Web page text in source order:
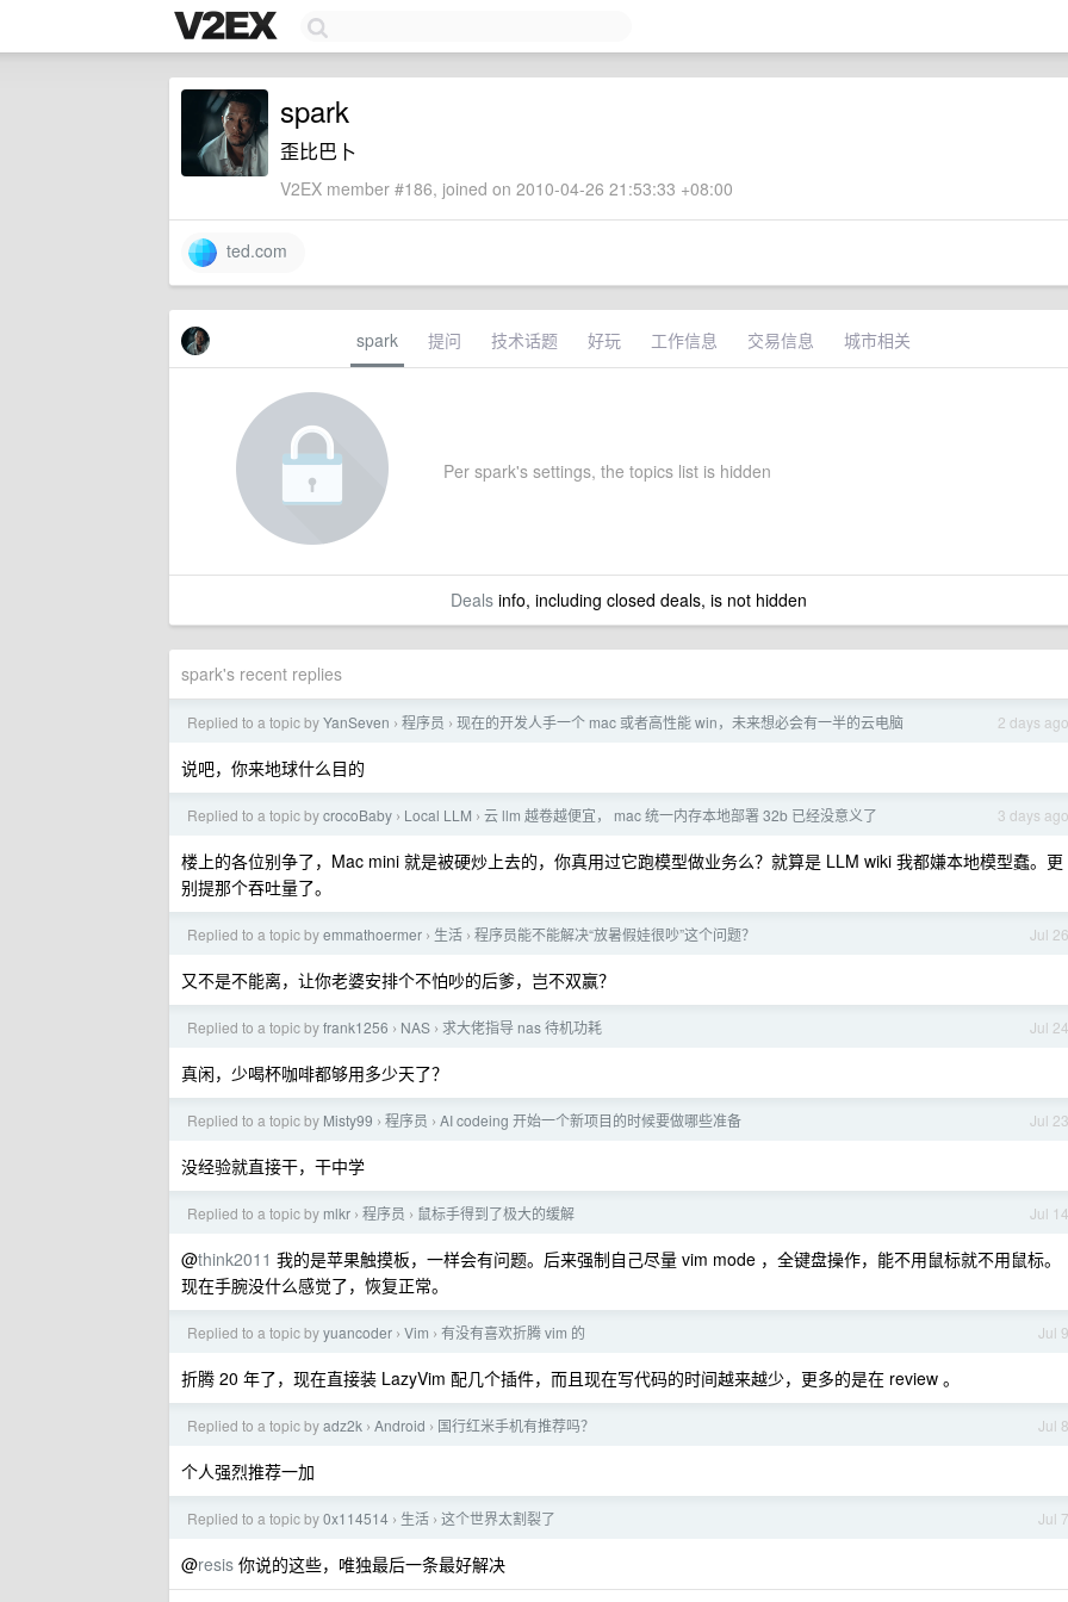
spark
歪比巴卜
V2EX member #186, joined on 2010-04-26 21:53:33 +08:00
ted.com
spark 提问 技术话题 好玩 工作信息 交易信息 城市相关
Per spark's settings, the topics list is hidden
Dealsinfo, including closed deals, is not hidden
spark's recent replies
2 days ago
Replied to a topic byYanSeven › 程序员 › 现在的开发人手一个 mac 或者高性能 win，未来想必会有一半的云电脑
说吧，你来地球什么目的
3 days ago
Replied to a topic bycrocoBaby › Local LLM › 云 llm 越卷越便宜， mac 统一内存本地部署 32b 已经没意义了
楼上的各位别争了，Mac mini 就是被硬炒上去的，你真用过它跑模型做业务么？就算是 LLM wiki 我都嫌本地模型蠢。更
别提那个吞吐量了。
Jul 26
Replied to a topic byemmathoermer › 生活 › 程序员能不能解决“放暑假娃很吵”这个问题？
又不是不能离，让你老婆安排个不怕吵的后爹，岂不双赢？
Jul 24
Replied to a topic byfrank1256 › NAS › 求大佬指导 nas 待机功耗
真闲，少喝杯咖啡都够用多少天了？
Jul 23
Replied to a topic by Misty99 › 程序员 › AI codeing 开始一个新项目的时候要做哪些准备
没经验就直接干，干中学
Jul 14
Replied to a topic by mlkr › 程序员 › 鼠标手得到了极大的缓解
@think2011 我的是苹果触摸板，一样会有问题。后来强制自己尽量 vim mode ，全键盘操作，能不用鼠标就不用鼠标。
现在手腕没什么感觉了，恢复正常。
Jul 9
Replied to a topic byyuancoder › Vim › 有没有喜欢折腾 vim 的
折腾 20 年了，现在直接装 LazyVim 配几个插件，而且现在写代码的时间越来越少，更多的是在 review 。
Jul 8
Replied to a topic byadz2k › Android › 国行红米手机有推荐吗？
个人强烈推荐一加
Jul 7
Replied to a topic by0x114514 › 生活 › 这个世界太割裂了
@resis 你说的这些，唯独最后一条最好解决